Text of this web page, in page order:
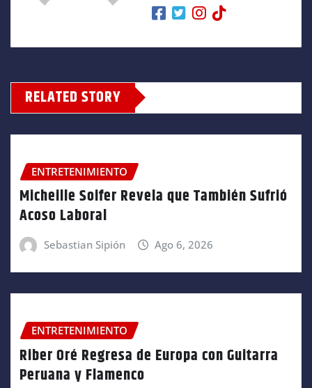
RELATED STORY
ENTRETENIMIENTO
Micheille Soifer Revela que También Sufrió
Acoso Laboral
Sebastian Sipión Ago 6, 2026
ENTRETENIMIENTO
Riber Oré Regresa de Europa con Guitarra
Peruana y Flamenco